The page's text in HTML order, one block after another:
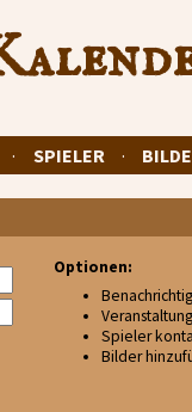
· SPIELER ·
Optionen:
Spieler
Bilder